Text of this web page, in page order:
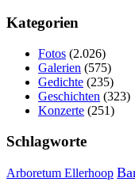
Kategorien
Fotos (2.026)
Galerien (575)
Gedichte (235)
Geschichten (323)
Konzerte (251)
Schlagworte
Arboretum Ellerhoop